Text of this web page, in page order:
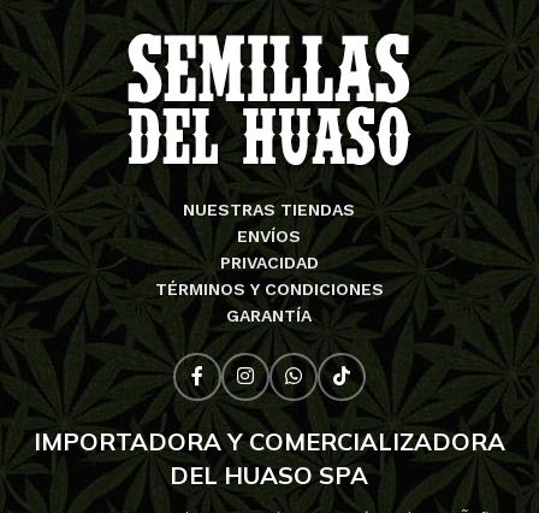
NUESTRAS TIENDAS
ENVÍOS
PRIVACIDAD
TÉRMINOS Y CONDICIONES
GARANTÍA
IMPORTADORA Y COMERCIALIZADORA
DEL HUASO SPA